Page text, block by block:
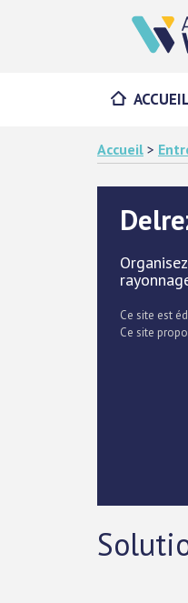
Accueil >
Ce site est
Ce site